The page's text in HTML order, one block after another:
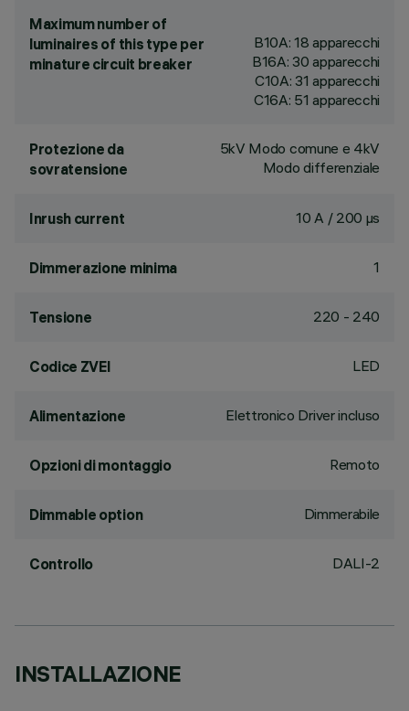
Maximum number of
luminaires of this type per
minature circuit breaker
B10A: 18 apparecchi
B16A: 30 apparecchi
C10A: 31 apparecchi
C16A: 51 apparecchi
Protezione da
sovratensione
5kV Modo comune e 4kV
Modo differenziale
Inrush current 10 A / 200 µs
Dimmerazione minima 1
Tensione 220 - 240
Codice ZVEI LED
Alimentazione Elettronico Driver incluso
Opzioni di montaggio Remoto
Dimmable option Dimmerabile
Controllo DALI-2
INSTALLAZIONE